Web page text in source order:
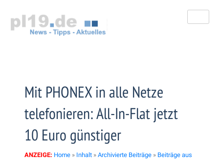
springen
Mit PHONEX in alle Netze
telefonieren: All-In-Flat jetzt
10 Euro günstiger
ANZEIGE: Home » Inhalt » Archivierte Beiträge » Beiträge aus